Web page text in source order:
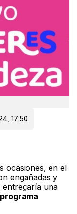
17:50
ocasiones, en el
engañadas y
entregaría una
programa